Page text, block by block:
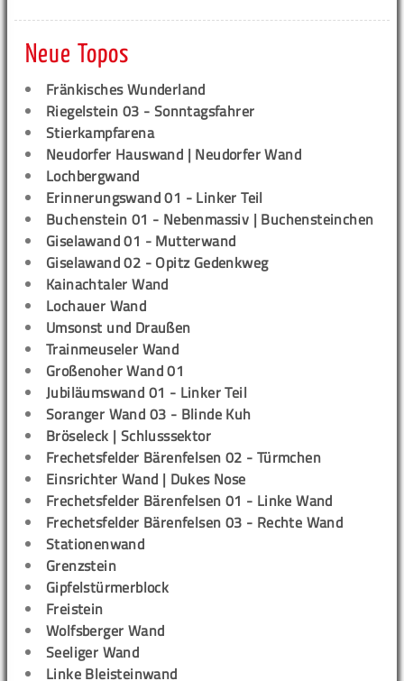
Neue Topos
Fränkisches Wunderland
Riegelstein 03 - Sonntagsfahrer
Stierkampfarena
Neudorfer Hauswand | Neudorfer Wand
Lochbergwand
Erinnerungswand 01 - Linker Teil
Buchenstein 01 - Nebenmassiv | Buchensteinchen
Giselawand 01 - Mutterwand
Giselawand 02 - Opitz Gedenkweg
Kainachtaler Wand
Lochauer Wand
Umsonst und Draußen
Trainmeuseler Wand
Großenoher Wand 01
Jubiläumswand 01 - Linker Teil
Soranger Wand 03 - Blinde Kuh
Bröseleck | Schlusssektor
Frechetsfelder Bärenfelsen 02 - Türmchen
Einsrichter Wand | Dukes Nose
Frechetsfelder Bärenfelsen 01 - Linke Wand
Frechetsfelder Bärenfelsen 03 - Rechte Wand
Stationenwand
Grenzstein
Gipfelstürmerblock
Freistein
Wolfsberger Wand
Seeliger Wand
Linke Bleisteinwand